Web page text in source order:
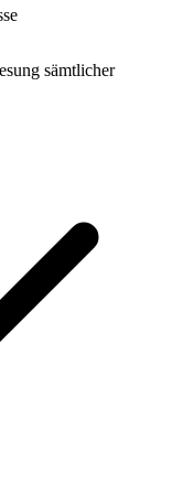
sämtlicher